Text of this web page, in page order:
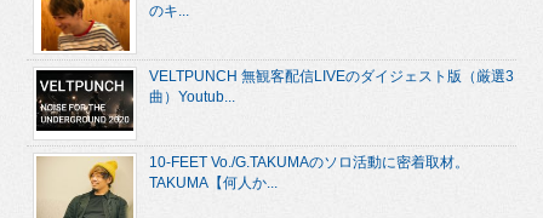
のキ...
VELTPUNCH 無観客配信LIVEのダイジェスト版（厳選3
曲）Youtub...
10-FEET Vo./G.TAKUMAのソロ活動に密着取材。
TAKUMA【何人か...